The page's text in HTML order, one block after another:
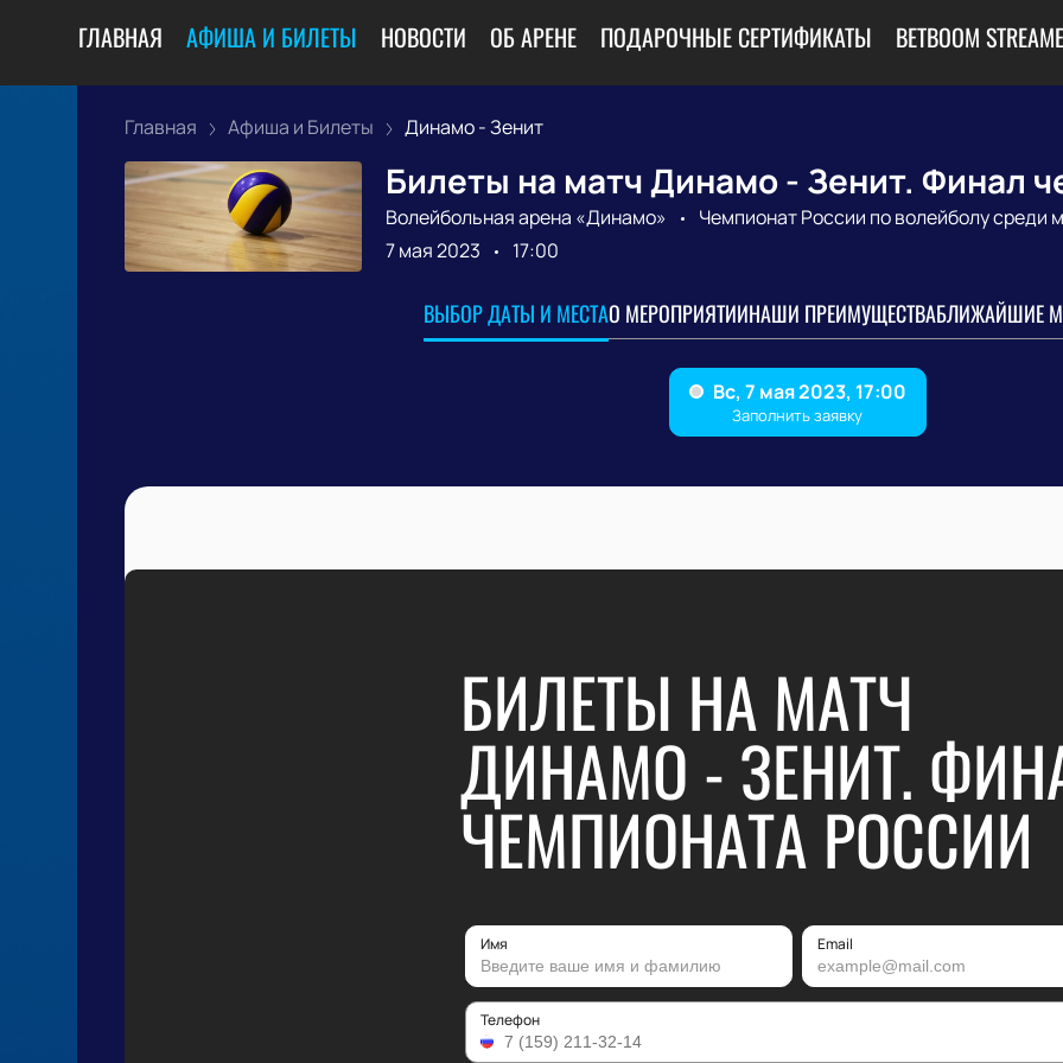
ГЛАВНАЯ АФИША И БИЛЕТЫ НОВОСТИ ОБ АРЕНЕ ПОДАРОЧНЫЕ СЕРТИФИКАТЫ BETBOOM
Главная Афиша и Билеты Динамо - Зенит
Билеты на матч Динамо - Зенит. Финал
Волейбольная арена «Динамо»
Чемпионат России по волейболу среди
7 мая 2023
17:00
ВЫБОР ДАТЫ И МЕСТАО МЕРОПРИЯТИИНАШИ ПРЕИМУЩЕСТВАБЛИЖАЙШИЕ
БИЛЕТЫ НА МАТЧ
ДИНАМО - ЗЕНИТ.
ЧЕМПИОНАТА РОССИИ
Имя Email
Телефон